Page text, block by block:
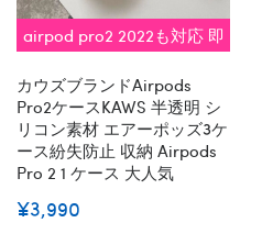
airpod pro2 2022も対応 即
カウズブランドairpods
Pro2ケースKAWS 半透明 シ
リコン素材 エアーポッズ3ケ
ース紛失防止 収納 Airpods
Pro 2 1 ケース 大人気
¥3,990